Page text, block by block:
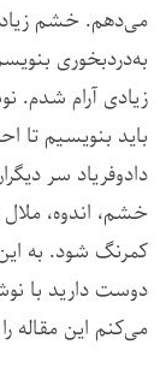
می‌دهم. خشم
به‌دردبخوری
زیادی آرام شدم.
باید بنویسیم تا
داد‌وفریاد سر
خشم، اندوه،
کمرنگ شود. به
دوست دارید با
می‌کنم این مقاله